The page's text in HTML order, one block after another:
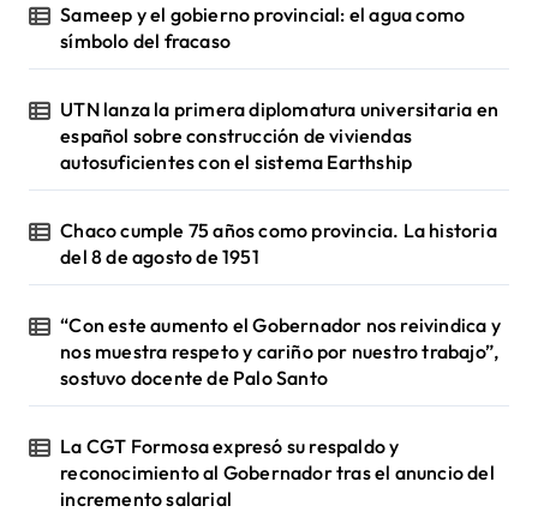
Sameep y el gobierno provincial: el agua como
símbolo del fracaso
UTN lanza la primera diplomatura universitaria en
español sobre construcción de viviendas
autosuficientes con el sistema Earthship
Chaco cumple 75 años como provincia. La historia
del 8 de agosto de 1951
“Con este aumento el Gobernador nos reivindica y
nos muestra respeto y cariño por nuestro trabajo”,
sostuvo docente de Palo Santo
La CGT Formosa expresó su respaldo y
reconocimiento al Gobernador tras el anuncio del
incremento salarial